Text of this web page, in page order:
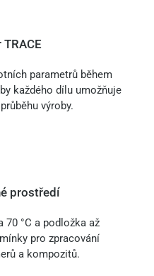
parametrů během
každého dílu umožňuje
výroby.
prostředí
70 °C a podložka až
pro zpracování
a kompozitů.